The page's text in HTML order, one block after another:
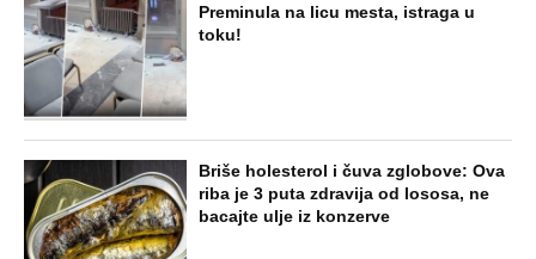
Preminula na licu mesta, istraga u
toku!
Briše holesterol i čuva zglobove: Ova
riba je 3 puta zdravija od lososa, ne
bacajte ulje iz konzerve